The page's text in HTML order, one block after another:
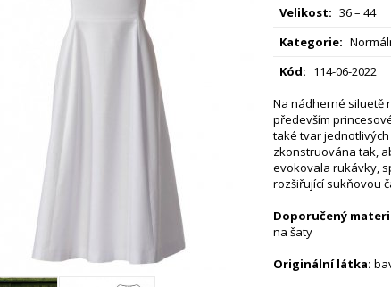
Velikost: 36 – 44
Kategorie:
Kód: 114-06-2022
Na nádherné siluetě
především
také tvar
zkonstruována tak,
evokovala rukávky,
rozšiřující sukňovou
Doporučený
na šaty
Originální látka: